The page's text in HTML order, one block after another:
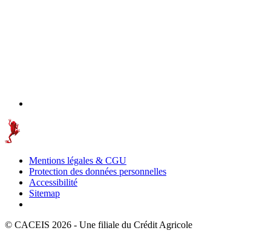
Mentions légales & CGU
Protection des données personnelles
Accessibilité
Sitemap
© CACEIS 2026 - Une filiale du Crédit Agricole